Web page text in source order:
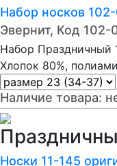
Набор носков
Эвернит, Код 102-
Набор Праздничный
Хлопок 80%,
Наличие товара:
Носки 11-145